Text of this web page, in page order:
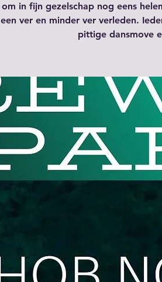
om in fijn gezelschap nog eens
een ver en minder ver verleden.
pittige dansmove